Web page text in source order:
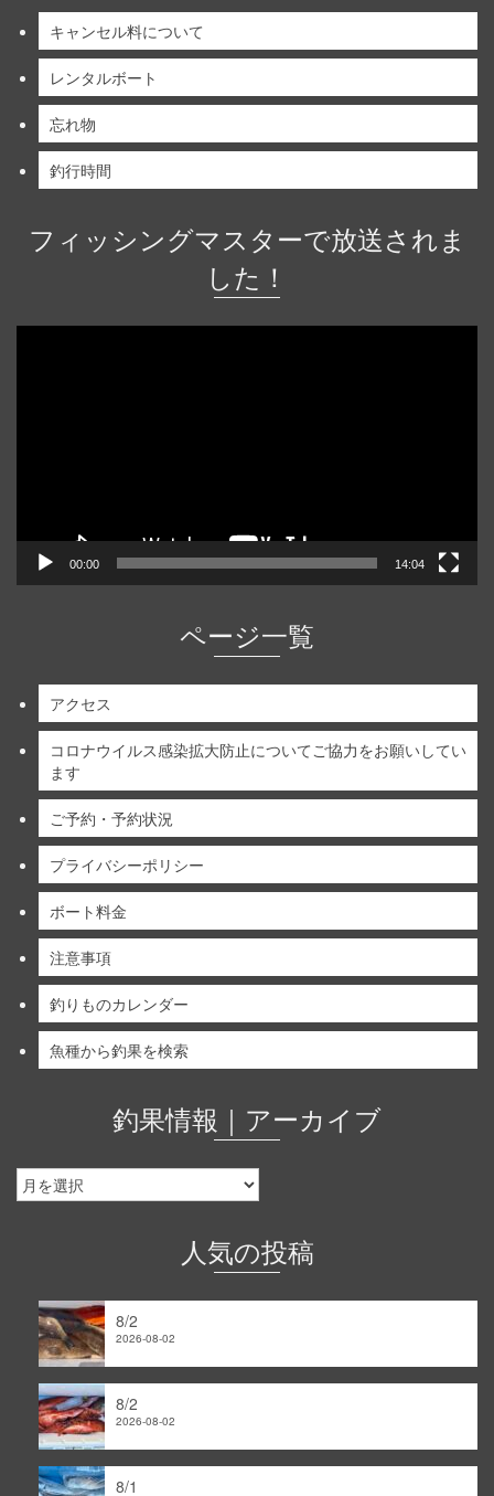
キャンセル料について
レンタルボート
忘れ物
釣行時間
フィッシングマスターで放送されま
した！
00:00 14:04
ページ一覧
アクセス
コロナウイルス感染拡大防止についてご協力をお願いしてい
ます
ご予約・予約状況
プライバシーポリシー
ボート料金
注意事項
釣りものカレンダー
魚種から釣果を検索
釣果情報｜アーカイブ
釣
果
人気の投稿
8/2
2026-08-02
8/2
2026-08-02
8/1